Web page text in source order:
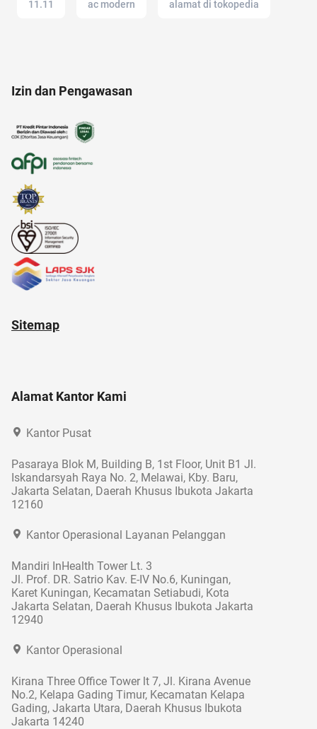
11.11 ac modern alamat di tokopedia
aloe vera
Izin dan Pengawasan
Sitemap
Alamat Kantor Kami
Kantor Pusat
Pasaraya Blok M, Building B, 1st Floor, Unit B1 Jl.
Iskandarsyah Raya No. 2, Melawai, Kby. Baru,
Jakarta Selatan, Daerah Khusus Ibukota Jakarta
12160
Kantor Operasional Layanan Pelanggan
Mandiri InHealth Tower Lt. 3
Jl. Prof. DR. Satrio Kav. E-IV No.6, Kuningan,
Karet Kuningan, Kecamatan Setiabudi, Kota
Jakarta Selatan, Daerah Khusus Ibukota Jakarta
12940
Kantor Operasional
Kirana Three Office Tower lt 7, Jl. Kirana Avenue
No.2, Kelapa Gading Timur, Kecamatan Kelapa
Gading, Jakarta Utara, Daerah Khusus Ibukota
Jakarta 14240